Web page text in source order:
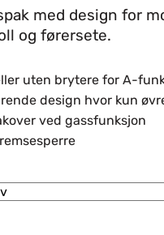
med design for
og førersete.
uten brytere for A-
design hvor kun
ved gassfunksjon